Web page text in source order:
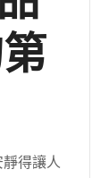
得讓人